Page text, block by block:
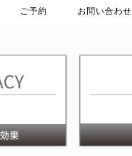
ご予約 お問い合わせ